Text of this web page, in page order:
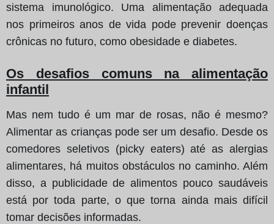
sistema imunológico. Uma alimentação adequada
nos primeiros anos de vida pode prevenir doenças
crônicas no futuro, como obesidade e diabetes.
Os desafios comuns na alimentação
infantil
Mas nem tudo é um mar de rosas, não é mesmo?
Alimentar as crianças pode ser um desafio. Desde os
comedores seletivos (picky eaters) até as alergias
alimentares, há muitos obstáculos no caminho. Além
disso, a publicidade de alimentos pouco saudáveis
está por toda parte, o que torna ainda mais difícil
tomar decisões informadas.